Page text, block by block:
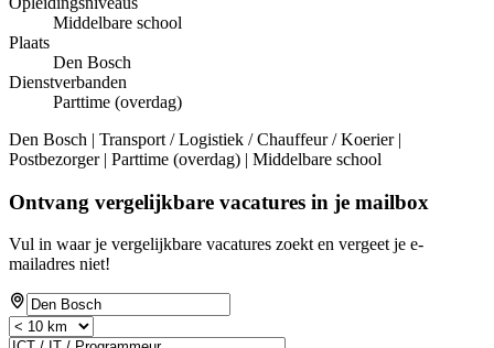
Middelbare school
Plaats
Den Bosch
Dienstverbanden
Parttime (overdag)
Den Bosch | Transport / Logistiek / Chauffeur / Koerier |
Postbezorger | Parttime (overdag) | Middelbare school
Ontvang vergelijkbare vacatures in je mailbox
Vul in waar je vergelijkbare vacatures zoekt en vergeet je e-
mailadres niet!